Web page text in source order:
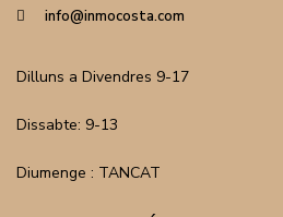
info@inmocosta.com
Dilluns a Divendres 9-17
Dissabte: 9-13
Diumenge : TANCAT